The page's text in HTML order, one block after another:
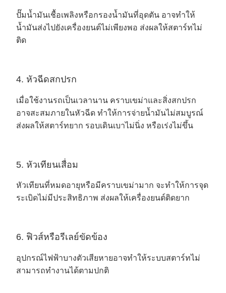
ปั๊มน้ำมันเชื้อเพลิงหรือกรองน้ำมันที่อุดตัน อาจทำให้
น้ำมันส่งไปยังเครื่องยนต์ไม่เพียงพอ ส่งผลให้สตาร์ทไม่
ติด
4. หัวฉีดสกปรก
เมื่อใช้งานรถเป็นเวลานาน คราบเขม่าและสิ่งสกปรก
อาจสะสมภายในหัวฉีด ทำให้การจ่ายน้ำมันไม่สมบูรณ์
ส่งผลให้สตาร์ทยาก รอบเดินเบาไม่นิ่ง หรือเร่งไม่ขึ้น
5. หัวเทียนเสื่อม
หัวเทียนที่หมดอายุหรือมีคราบเขม่ามาก จะทำให้การจุด
ระเบิดไม่มีประสิทธิภาพ ส่งผลให้เครื่องยนต์ติดยาก
6. ฟิวส์หรือรีเลย์ขัดข้อง
อุปกรณ์ไฟฟ้าบางตัวเสียหายอาจทำให้ระบบสตาร์ทไม่
สามารถทำงานได้ตามปกติ